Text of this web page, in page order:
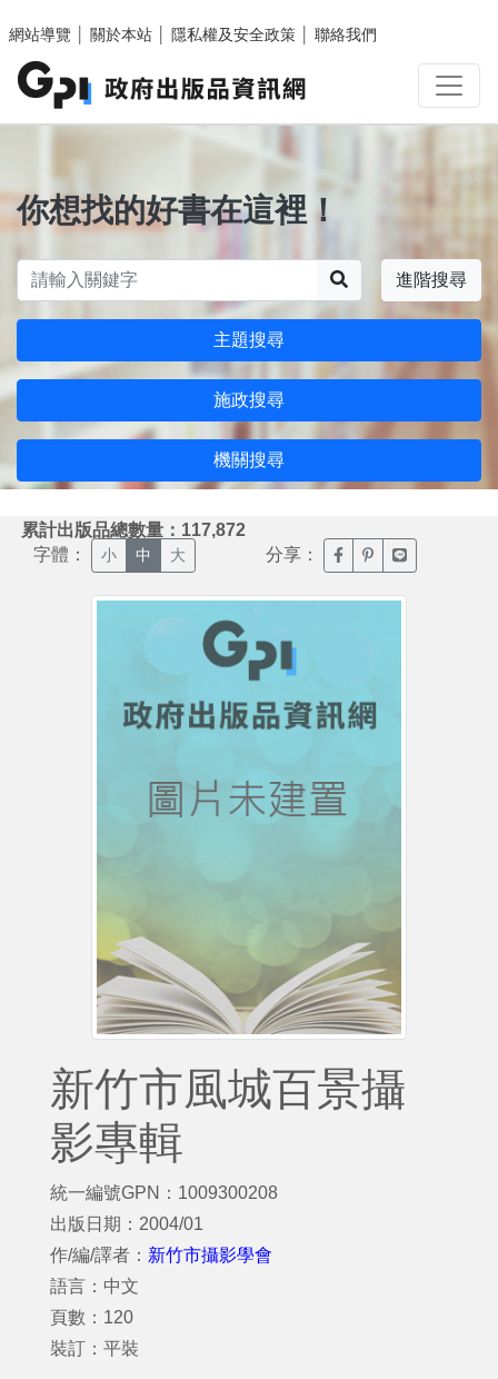
網站導覽
關於本站 隱私權及安全政策 聯絡我們
你想找的好書在這裡！
進階搜尋
主題搜尋
施政搜尋
機關搜尋
累計出版品總數量：117,872
字體： 小 中 大 分享： 臉書分享(另開新視窗)
噗浪分享(另開新
Line分享(另
新竹市風城百景攝
影專輯
統一編號GPN：1009300208
出版日期：2004/01
作/編/譯者： 新竹市攝影學會
語言：中文
頁數：120
裝訂：平裝